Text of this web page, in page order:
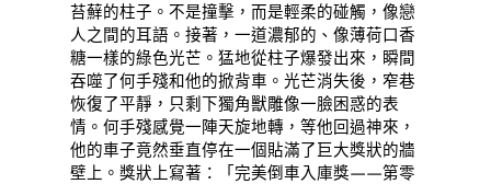
苔蘚的柱子。不是撞擊，而是輕柔的碰觸，像戀
人之間的耳語。接著，一道濃郁的、像薄荷口香
糖一樣的綠色光芒。猛地從柱子爆發出來，瞬間
吞噬了何手殘和他的掀背車。光芒消失後，窄巷
恢復了平靜，只剩下獨角獸雕像一臉困惑的表
情。何手殘感覺一陣天旋地轉，等他回過神來，
他的車子竟然垂直停在一個貼滿了巨大獎狀的牆
壁上。獎狀上寫著：「完美倒車入庫獎——第零